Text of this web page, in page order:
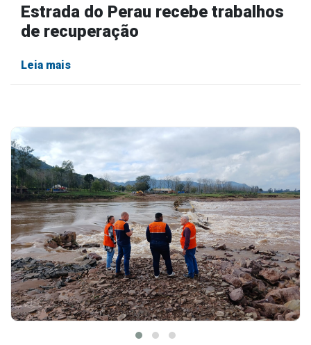
Estrada do Perau recebe trabalhos
de recuperação
Leia mais